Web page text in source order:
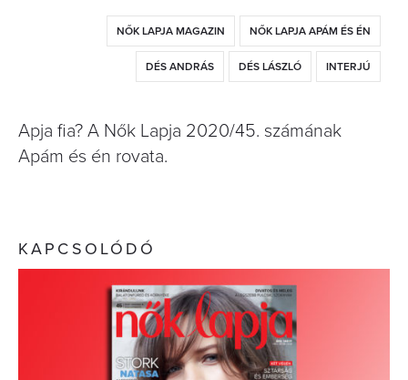
NŐK LAPJA MAGAZIN NŐK LAPJA APÁM ÉS ÉN
DÉS ANDRÁS DÉS LÁSZLÓ INTERJÚ
Apja fia? A Nők Lapja 2020/45. számának
Apám és én rovata.
KAPCSOLÓDÓ